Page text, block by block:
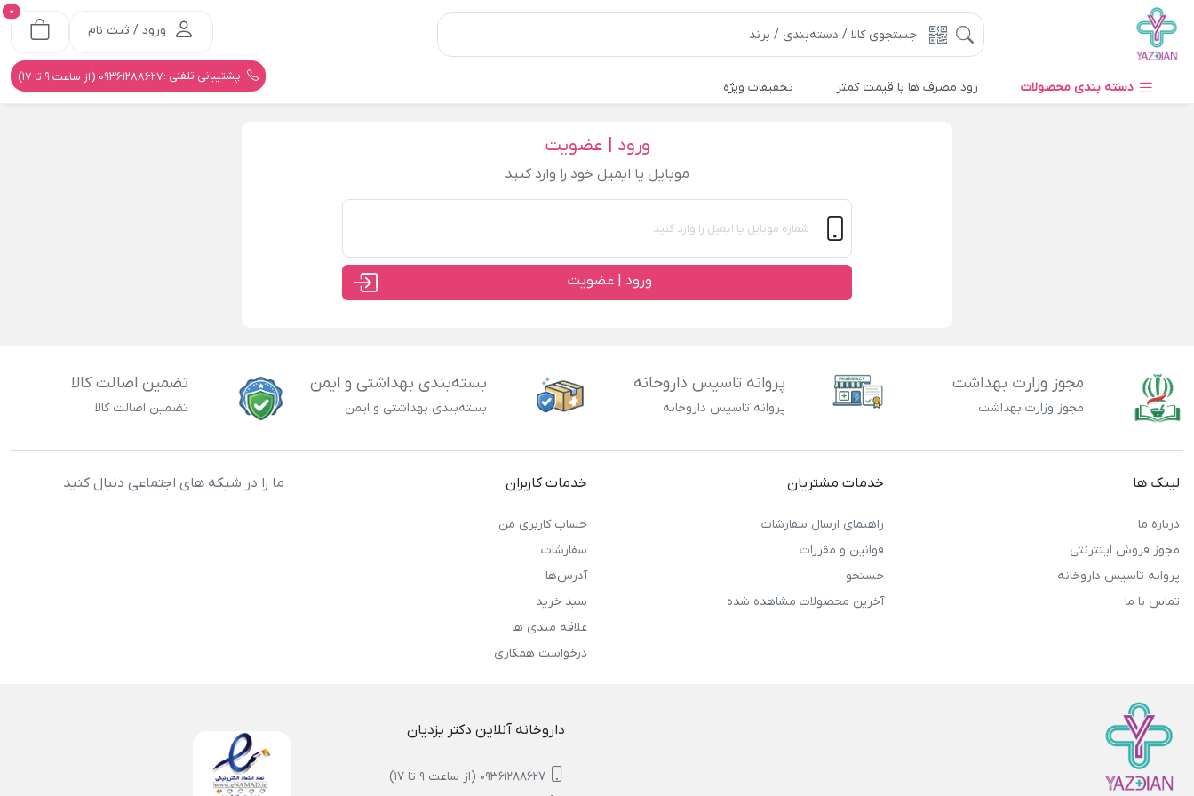
ورود / ثبت نام
0
پشتیبانی تلفنی :09361288627 (از ساعت 9 تا 17)
دسته بندی محصولات زود مصرف ها با قیمت کمتر تخفیفات ویژه
ورود | عضویت
موبایل یا ایمیل خود را وارد کنید
ورود | عضویت
مجوز وزارت بهداشت
مجوز وزارت بهداشت
پروانه تاسیس داروخانه
پروانه تاسیس داروخانه
بسته‌بندی بهداشتی و ایمن
بسته‌بندی بهداشتی و ایمن
تضمین اصالت کالا
تضمین اصالت کالا
لینک ها
درباره ما
مجوز فروش اینترنتی
پروانه تاسیس داروخانه
تماس با ما
خدمات مشتریان
راهنمای ارسال سفارشات
قوانین و مقررات
جستجو
آخرین محصولات مشاهده شده
خدمات کاربران
حساب کاربری من
سفارشات
آدرس‌ها
سبد خرید
علاقه مندی ها
درخواست همکاری
ما را در شبکه های اجتماعی دنبال کنید
داروخانه آنلاین دکتر یزدیان
09361288627 (از ساعت 9 تا 17)